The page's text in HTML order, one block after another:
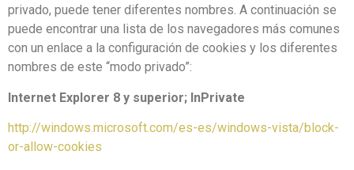
privado, puede tener diferentes nombres. A continuación se
puede encontrar una lista de los navegadores más comunes
con un enlace a la configuración de cookies y los diferentes
nombres de este “modo privado”:
Internet Explorer 8 y superior; InPrivate
http://windows.microsoft.com/es-es/windows-vista/block-
or-allow-cookies